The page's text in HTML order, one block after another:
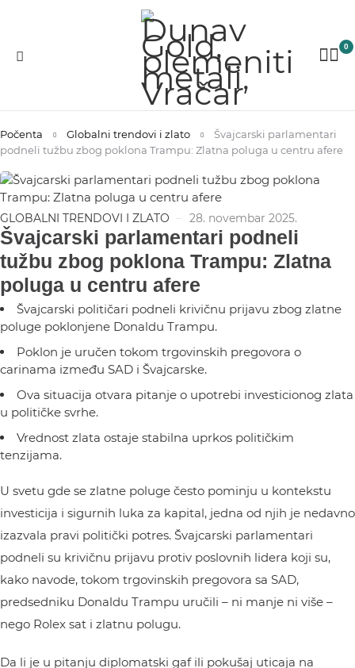
0
Počenta Globalni trendovi i zlato
Švajcarski parlamentari
podneli tužbu zbog poklona Trampu: Zlatna poluga u centru afere
GLOBALNI TRENDOVI I ZLATO 28. novembar 2025.
Švajcarski parlamentari podneli
tužbu zbog poklona Trampu: Zlatna
poluga u centru afere
Švajcarski političari podneli krivičnu prijavu zbog zlatne
poluge poklonjene Donaldu Trampu.
Poklon je uručen tokom trgovinskih pregovora o
carinama između SAD i Švajcarske.
Ova situacija otvara pitanje o upotrebi investicionog zlata
u političke svrhe.
Vrednost zlata ostaje stabilna uprkos političkim
tenzijama.
U svetu gde se zlatne poluge često pominju u kontekstu
investicija i sigurnih luka za kapital, jedna od njih je nedavno
izazvala pravi politički potres. Švajcarski parlamentari
podneli su krivičnu prijavu protiv poslovnih lidera koji su,
kako navode, tokom trgovinskih pregovora sa SAD,
predsedniku Donaldu Trampu uručili – ni manje ni više –
nego Rolex sat i zlatnu polugu.
Da li je u pitanju diplomatski gaf ili pokušaj uticaja na